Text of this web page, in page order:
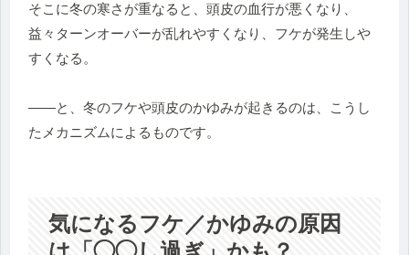
そこに冬の寒さが重なると、頭皮の血行が悪くなり、
益々ターンオーバーが乱れやすくなり、フケが発生しや
すくなる。
——と、冬のフケや頭皮のかゆみが起きるのは、
こうし
たメカニズムによるものです。
気になるフケ／かゆみの原因